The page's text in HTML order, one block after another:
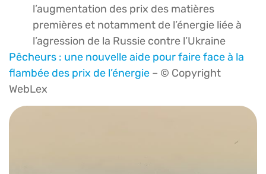
l’augmentation des prix des matières
premières et notamment de l’énergie liée à
l’agression de la Russie contre l’Ukraine
Pêcheurs : une nouvelle aide pour faire face à la
flambée des prix de l’énergie – © Copyright
WebLex